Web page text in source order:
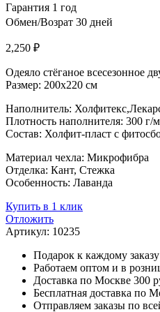
Гарантия 1 год
Обмен/Возрат 30 дней
2,250 ₽
Одеяло стёганое всесезонное
Размер: 200х220 см
Наполнитель:
Плотность наполнителя: 300 г/
Состав: Холфит-пласт с
Материал чехла: Микрофибра
Отделка: Кант, Стежка
Особенность: Лаванда
Купить в 1 клик
Отложить
Артикул: 10235
Подарок к каждому заказу
Работаем оптом и в
Доставка по Москве 300
Бесплатная доставка по
Отправляем заказы по